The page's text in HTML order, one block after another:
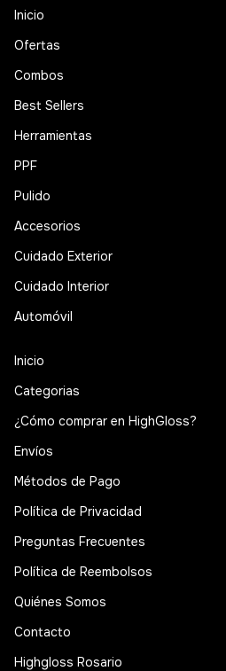
Inicio
Ofertas
Combos
Best Sellers
Herramientas
PPF
Pulido
Accesorios
Cuidado Exterior
Cuidado Interior
Automóvil
Inicio
Categorias
¿Cómo comprar en HighGloss?
Envíos
Métodos de Pago
Política de Privacidad
Preguntas Frecuentes
Política de Reembolsos
Quiénes Somos
Contacto
Highgloss Rosario